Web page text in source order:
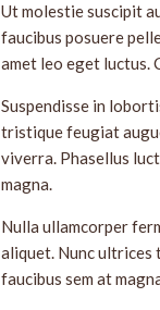
Ut molestie suscipit
faucibus posuere
amet leo eget luctus.
Suspendisse in
tristique feugiat
viverra. Phasellus
magna.
Nulla ullamcorper
aliquet. Nunc ultrices
faucibus sem at